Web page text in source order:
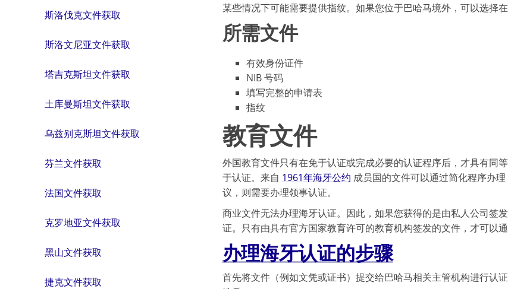
斯洛伐克文件获取
斯洛文尼亚文件获取
塔吉克斯坦文件获取
土库曼斯坦文件获取
乌兹别克斯坦文件获取
芬兰文件获取
法国文件获取
克罗地亚文件获取
黑山文件获取
捷克文件获取
某些情况下可能需要提供指纹。如果您位于巴哈马境外，可以选择在
所需文件
有效身份证件
NIB 号码
填写完整的申请表
指纹
教育文件
外国教育文件只有在免于认证或完成必要的认证程序后，才具有同
于认证。来自 1961年海牙公约 成员国的文件可以通过简化程序办理
议，则需要办理领事认证。
商业文件无法办理海牙认证。因此，如果您获得的是由私人公司签
证。只有由具有官方国家教育许可的教育机构签发的文件，才可以
办理海牙认证的步骤
首先将文件（例如文凭或证书）提交给巴哈马相关主管机构进行认